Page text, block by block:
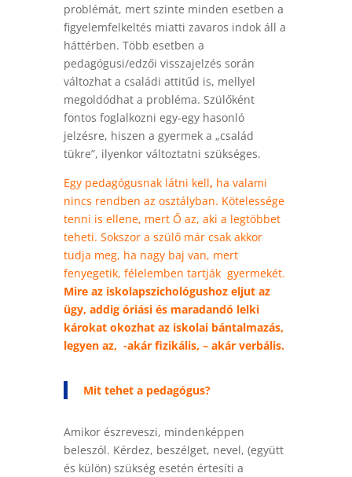
problémát, mert szinte minden esetben a
figyelemfelkeltés miatti zavaros indok áll a
háttérben. Több esetben a
pedagógusi/edzői visszajelzés során
változhat a családi attitűd is, mellyel
megoldódhat a probléma. Szülőként
fontos foglalkozni egy-egy hasonló
jelzésre, hiszen a gyermek a „család
tükre”, ilyenkor változtatni szükséges.
Egy pedagógusnak látni kell, ha valami
nincs rendben az osztályban. Kötelessége
tenni is ellene, mert Ő az, aki a legtöbbet
teheti. Sokszor a szülő már csak akkor
tudja meg, ha nagy baj van, mert
fenyegetik, félelemben tartják gyermekét.
Mire az iskolapszichológushoz eljut az
ügy, addig óriási és maradandó lelki
károkat okozhat az iskolai bántalmazás,
legyen az, -akár fizikális, – akár verbális.
Mit tehet a pedagógus?
Amikor észreveszi, mindenképpen
beleszól. Kérdez, beszélget, nevel, (együtt
és külön) szükség esetén értesíti a